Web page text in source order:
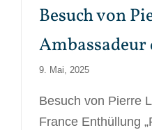
Besuch von
Ambassadeur
9. Mai, 2025
Besuch von Pierre
France Enthüllung